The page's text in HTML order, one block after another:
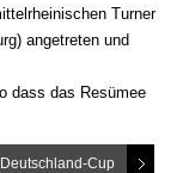
Turner
angetreten und
dass das Resümee
Cup